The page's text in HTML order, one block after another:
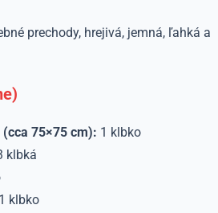
prechody, hrejivá, jemná, ľahká a
75×75 cm): 1 klbko
klbká
1 klbko